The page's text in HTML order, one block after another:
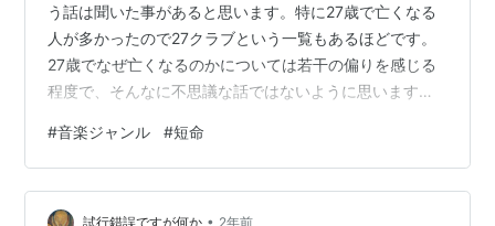
う話は聞いた事があると思います。特に27歳で亡くなる
人が多かったので27クラブという一覧もあるほどです。
27歳でなぜ亡くなるのかについては若干の偏りを感じる
程度で、そんなに不思議な話ではないように思います
ですが、芸術に関する事はどうしても薬物が関わってく
るから、というのは間違いないでしょうね。 他にも、音
楽というのは、「人はどうあるべきか？」みたいな事を
#音楽ジャンル #短命
試行錯誤ですが何か • 2年前